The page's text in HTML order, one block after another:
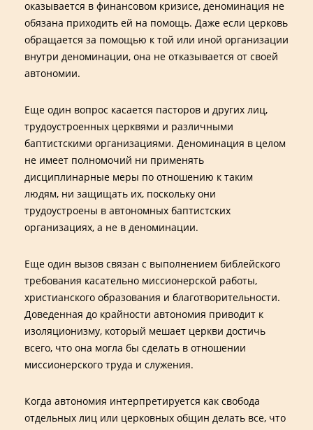
оказывается в финансовом кризисе, деноминация не
обязана приходить ей на помощь. Даже если церковь
обращается за помощью к той или иной организации
внутри деноминации, она не отказывается от своей
автономии.
Еще один вопрос касается пасторов и других лиц,
трудоустроенных церквями и различными
баптистскими организациями. Деноминация в целом
не имеет полномочий ни применять
дисциплинарные меры по отношению к таким
людям, ни защищать их, поскольку они
трудоустроены в автономных баптистских
организациях, а не в деноминации.
Еще один вызов связан с выполнением библейского
требования касательно миссионерской работы,
христианского образования и благотворительности.
Доведенная до крайности автономия приводит к
изоляционизму, который мешает церкви достичь
всего, что она могла бы сделать в отношении
миссионерского труда и служения.
Когда автономия интерпретируется как свобода
отдельных лиц или церковных общин делать все, что